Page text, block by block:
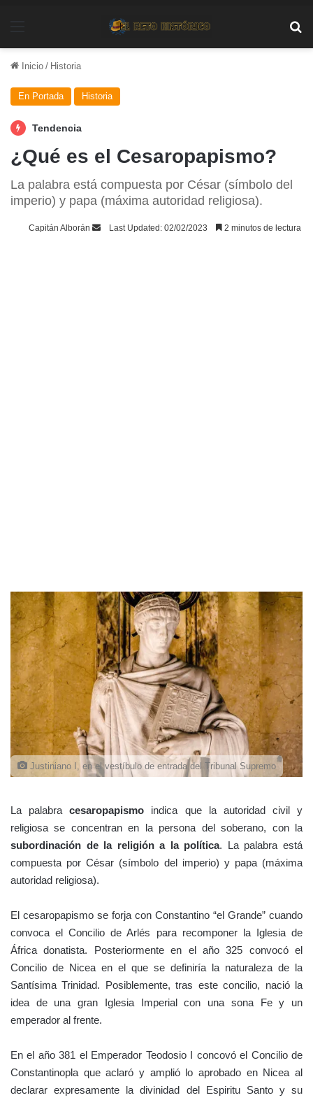
Inicio / Historia
En Portada Historia
Tendencia
¿Qué es el Cesaropapismo?
La palabra está compuesta por César (símbolo del
imperio) y papa (máxima autoridad religiosa).
Capitán Alborán
SendLast Updated: 02/02/2023 2 minutos de lectura
Justiniano I, en el vestíbulo de entrada del Tribunal Supremo
La palabracesaropapismo indica que la autoridad civil y
religiosa se concentran en la persona del soberano, con la
subordinación de la religión a la política. La palabra está
compuesta por César (símbolo del imperio) y papa (máxima
autoridad religiosa).
El cesaropapismo se forja con Constantino “el Grande” cuando
convoca el Concilio de Arlés para recomponer la Iglesia de
África donatista. Posteriormente en el año 325 convocó el
Concilio de Nicea en el que se definiría la naturaleza de la
Santísima Trinidad. Posiblemente, tras este concilio, nació la
idea de una gran Iglesia Imperial con una sona Fe y un
emperador al frente.
En el año 381 el Emperador Teodosio I concovó el Concilio de
Constantinopla que aclaró y amplió lo aprobado en Nicea al
declarar expresamente la divinidad del Espiritu Santo y su